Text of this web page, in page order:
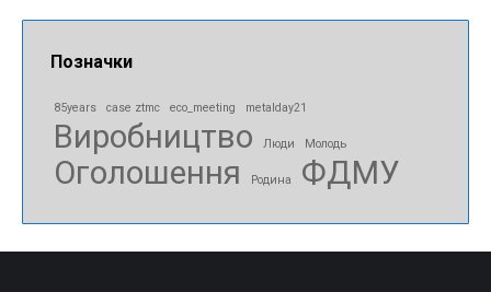
Позначки
85years case ztmc eco_meeting metalday21
Виробництво Люди Молодь
Оголошення Родина ФДМУ